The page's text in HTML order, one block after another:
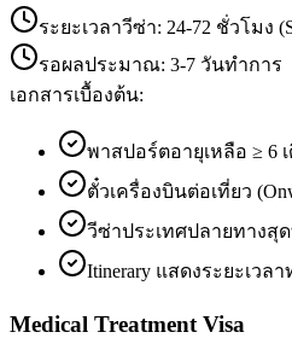
ระยะเวลาวีซ่า: 24-72 ชั่วโมง
รอผลประมาณ: 3-7 วันทำการ
เอกสารเบื้องต้น:
พาสปอร์ตอายุเหลือ ≥ 6
ตั๋วเครื่องบินต่อเที่ยว
วีซ่าประเทศปลายทางสุ
Itinerary แสดงระยะเวล
Medical Treatment Visa